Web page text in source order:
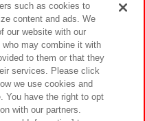
ィ サイトポリシー
セシビリティ方針と検証結果
such as cookies to
content and ads. We
our website with our
may combine it with
to them or that they
services. Please click
we use cookies and
You have the right to opt
with our partners.